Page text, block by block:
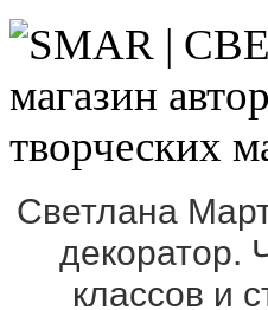
Светлана
декоратор.
классов и